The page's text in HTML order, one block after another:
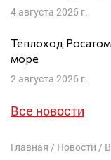
4 августа 2026 г.
Теплоход
море
2 августа 2026 г.
Все новости
Главная / Новости /